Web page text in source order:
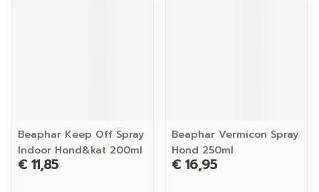
Beaphar Keep Off Spray
Indoor Hond&kat 200ml
€ 11,85
Beaphar Vermicon Spray
Hond 250ml
€ 16,95